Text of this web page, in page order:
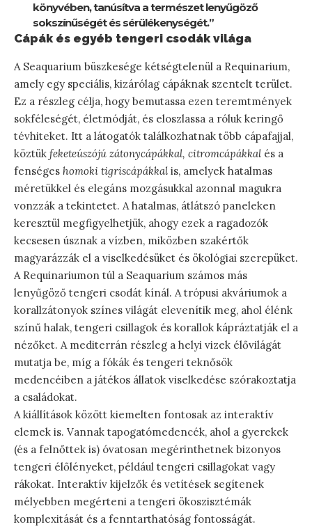
könyvében, tanúsítva a természet lenyűgöző
sokszínűségét és sérülékenységét.”
Cápák és egyéb tengeri csodák világa
A Seaquarium büszkesége kétségtelenül a Requinarium,
amely egy speciális, kizárólag cápáknak szentelt terület.
Ez a részleg célja, hogy bemutassa ezen teremtmények
sokféleségét, életmódját, és eloszlassa a róluk keringő
tévhiteket. Itt a látogatók találkozhatnak több cápafajjal,
köztük feketeúszójú zátonycápákkal, citromcápákkal és a
fenséges homoki tigriscápákkal is, amelyek hatalmas
méretükkel és elegáns mozgásukkal azonnal magukra
vonzzák a tekintetet. A hatalmas, átlátszó paneleken
keresztül megfigyelhetjük, ahogy ezek a ragadozók
kecsesen úsznak a vízben, miközben szakértők
magyarázzák el a viselkedésüket és ökológiai szerepüket.
A Requinariumon túl a Seaquarium számos más
lenyűgöző tengeri csodát kínál. A trópusi akváriumok a
korallzátonyok színes világát elevenítik meg, ahol élénk
színű halak, tengeri csillagok és korallok kápráztatják el a
nézőket. A mediterrán részleg a helyi vizek élővilágát
mutatja be, míg a fókák és tengeri teknősök
medencéiben a játékos állatok viselkedése szórakoztatja
a családokat.
A kiállítások között kiemelten fontosak az interaktív
elemek is. Vannak tapogatómedencék, ahol a gyerekek
(és a felnőttek is) óvatosan megérinthetnek bizonyos
tengeri élőlényeket, például tengeri csillagokat vagy
rákokat. Interaktív kijelzők és vetítések segítenek
mélyebben megérteni a tengeri ökoszisztémák
komplexitását és a fenntarthatóság fontosságát.